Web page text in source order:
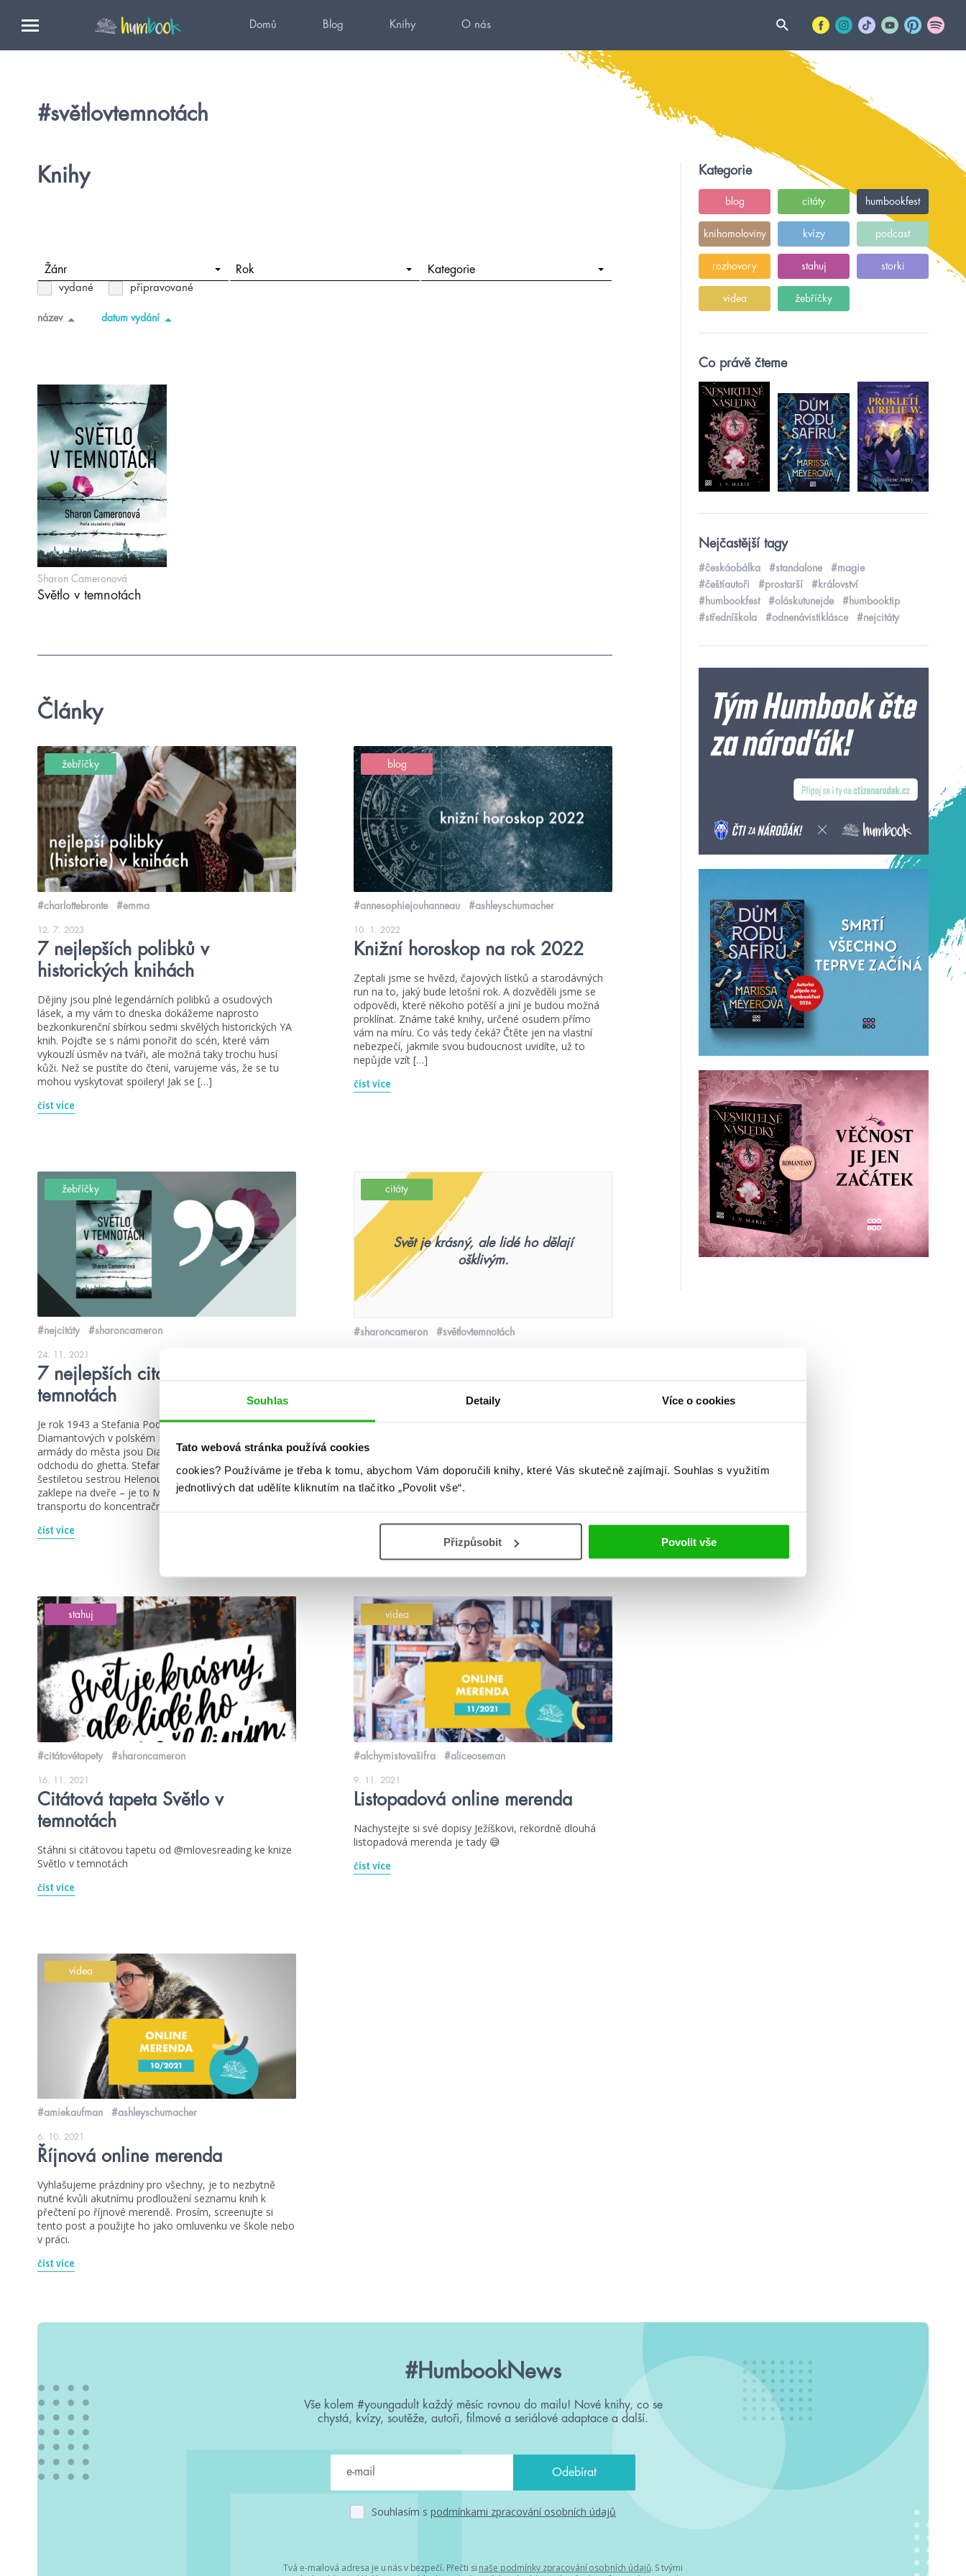
Souhlas Detaily Více o cookies
Tato webová stránka používá cookies
cookies? Používáme je třeba k tomu, abychom Vám doporučili knihy, které Vás skutečně zajímají. Souhlas s využitím
jednotlivých dat udělíte kliknutím na tlačítko „Povolit vše“.
Přizpůsobit Povolit vše
Domů Blog Knihy O nás
#světlovtemnotách
Knihy
Žánr Rok Kategorie
vydané připravované
název datum vydání
Sharon Cameronová
Světlo v temnotách
Články
žebříčky
#charlottebronte #emma
12. 7. 2023
7 nejlepších polibků v
historických knihách
Dějiny jsou plné legendárních polibků a osudových
lásek, a my vám to dneska dokážeme naprosto
bezkonkurenční sbírkou sedmi skvělých historických YA
knih. Pojďte se s námi ponořit do scén, které vám
vykouzlí úsměv na tváři, ale možná taky trochu husí
kůži. Než se pustíte do čtení, varujeme vás, že se tu
mohou vyskytovat spoilery! Jak se […]
číst více
blog
#annesophiejouhanneau #ashleyschumacher
10. 1. 2022
Knižní horoskop na rok 2022
Zeptali jsme se hvězd, čajových lístků a starodávných
run na to, jaký bude letošní rok. A dozvěděli jsme se
odpovědi, které někoho potěší a jiní je budou možná
proklínat. Známe také knihy, určené osudem přímo
vám na míru. Co vás tedy čeká? Čtěte jen na vlastní
nebezpečí, jakmile svou budoucnost uvidíte, už to
nepůjde vzít […]
číst více
žebříčky
#nejcitáty #sharoncameron
24. 11. 2021
7 nejlepších citátů ze Světla v
temnotách
Je rok 1943 a Stefania Podgórská pracuje pro rodinu
Diamantových v polském Přemyšlu. Po vpádu německé
armády do města jsou Diamantovi donuceni k
odchodu do ghetta. Stefania zde zůstává se svojí
šestiletou sestrou Helenou sama. A potom někdo
zaklepe na dveře – je to Max Diamant. Utekl z
transportu do koncentračního tábora a žádá o […]
číst více
citáty
Svět je krásný, ale lidé ho dělají
ošklivým.
#sharoncameron #světlovtemnotách
stahuj
#citátovétapety #sharoncameron
16. 11. 2021
Citátová tapeta Světlo v
temnotách
Stáhni si citátovou tapetu od @mlovesreading ke knize
Světlo v temnotách
číst více
videa
#alchymistovašifra #aliceoseman
9. 11. 2021
Listopadová online merenda
Nachystejte si své dopisy Ježíškovi, rekordně dlouhá
listopadová merenda je tady 😅
číst více
videa
#amiekaufman #ashleyschumacher
6. 10. 2021
Říjnová online merenda
Vyhlašujeme prázdniny pro všechny, je to nezbytně
nutné kvůli akutnímu prodloužení seznamu knih k
přečtení po říjnové merendě. Prosím, screenujte si
tento post a použijte ho jako omluvenku ve škole nebo
v práci.
číst více
Kategorie
blog citáty humbookfest
knihomoloviny kvízy podcast
rozhovory stahuj storki
videa žebříčky
Co právě čteme
Nejčastější tagy
#českáobálka #standalone
#magie
#češtíautoři
#prostarší
#království
#humbookfest
#oláskutunejde
#humbooktip
#středníškola
#odnenávistiklásce #nejcitáty
#HumbookNews
Vše kolem #youngadult každý měsíc rovnou do mailu! Nové knihy, co se
chystá, kvízy, soutěže, autoři, filmové a seriálové adaptace a další.
Souhlasím s podmínkami zpracování osobních údajů
Tvá e-mailová adresa je u nás v bezpečí. Přečti si naše podmínky zpracování osobních údajů. S tvými